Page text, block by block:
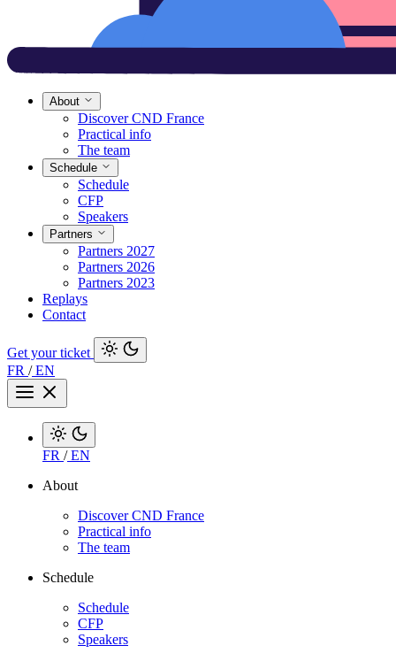
About
Discover CND France
Practical info
The team
Schedule
Schedule
CFP
Speakers
Partners
Partners 2027
Partners 2026
Partners 2023
Replays
Contact
Get your ticket
FR /EN
FR /EN
About
Discover CND France
Practical info
The team
Schedule
Schedule
CFP
Speakers